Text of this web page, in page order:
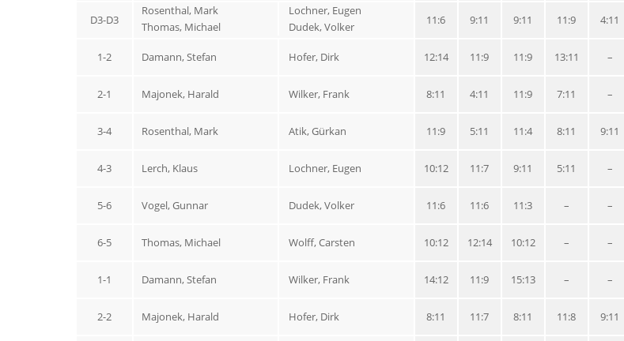
D3-D3
Rosenthal, Mark
Thomas, Michael
Lochner, Eugen
Dudek, Volker
4:11
11:9
9:11
9:11
11:6
1-2 Damann, Stefan Hofer, Dirk –
13:11
11:9
11:9
12:14
2-1 Majonek, Harald Wilker, Frank –
7:11
11:9
4:11
8:11
3-4 Rosenthal, Mark Atik, Gürkan 9:11
8:11
11:4
5:11
11:9
4-3 Lerch, Klaus Lochner, Eugen –
5:11
9:11
11:7
10:12
5-6 Vogel, Gunnar Dudek, Volker –
–
11:3
11:6
11:6
6-5 Thomas, Michael Wolff, Carsten –
–
10:12
12:14
10:12
1-1 Damann, Stefan Wilker, Frank –
–
15:13
11:9
14:12
2-2 Majonek, Harald Hofer, Dirk 9:11
11:8
8:11
11:7
8:11